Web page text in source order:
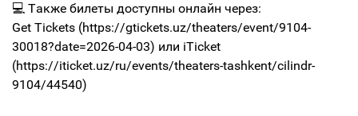
💻 Также билеты доступны онлайн через:
Get Tickets (https://gtickets.uz/theaters/event/9104-
30018?date=2026-04-03) или iTicket
(https://iticket.uz/ru/events/theaters-tashkent/cilindr-
9104/44540)